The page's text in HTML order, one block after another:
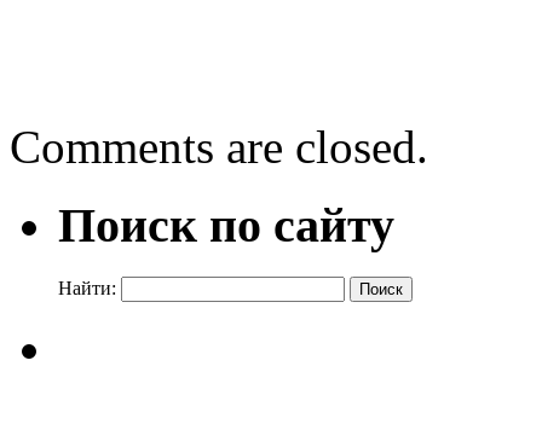
Comments are closed.
Поиск по сайту
Найти: